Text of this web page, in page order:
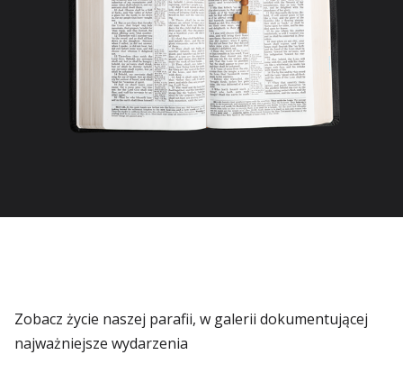
Zobacz życie naszej parafii, w galerii dokumentującej
najważniejsze wydarzenia